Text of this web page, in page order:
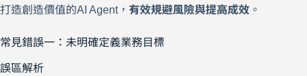
打造創造價值的AI Agent， 有效規避風險與提高成效 。
常見錯誤一：未明確定義業務目標
誤區解析